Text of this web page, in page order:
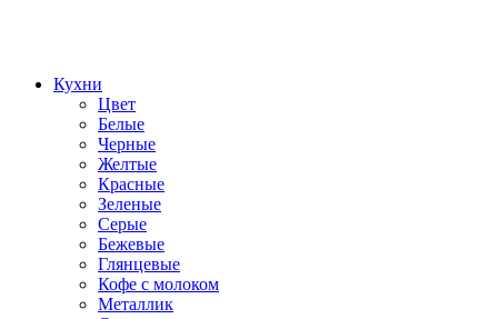
Кухни
Цвет
Белые
Черные
Желтые
Красные
Зеленые
Серые
Бежевые
Глянцевые
Кофе с молоком
Металлик